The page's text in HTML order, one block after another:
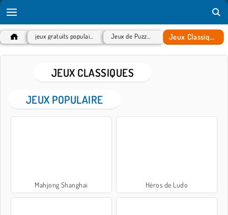
Jeux Classiques
JEUX CLASSIQUES
JEUX POPULAIRE
Mahjong Shanghai Héros de Ludo